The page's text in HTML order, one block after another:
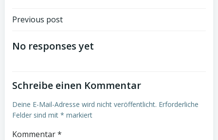
Post
navigation
Previous post
No responses yet
Schreibe einen Kommentar
Deine E-Mail-Adresse wird nicht veröffentlicht. Erforderliche
Felder sind mit * markiert
Kommentar*